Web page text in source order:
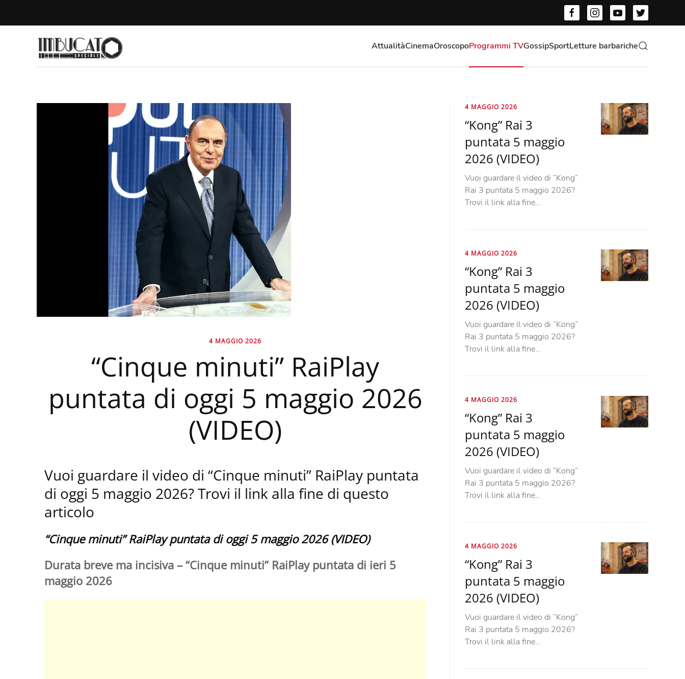
AttualitàCinemaOroscopoProgrammi TVGossipSportLetture barbariche
4 MAGGIO 2026
“Cinque minuti” RaiPlay
puntata di oggi 5 maggio 2026
(VIDEO)
Vuoi guardare il video di “Cinque minuti” RaiPlay puntata
di oggi 5 maggio 2026? Trovi il link alla fine di questo
articolo
“Cinque minuti” RaiPlay puntata di oggi 5 maggio 2026 (VIDEO)
Durata breve ma incisiva – “Cinque minuti” RaiPlay puntata di ieri 5
maggio 2026
4 MAGGIO 2026
“Kong” Rai 3
puntata 5 maggio
2026 (VIDEO)
Vuoi guardare il video di “Kong”
Rai 3 puntata 5 maggio 2026?
Trovi il link alla fine…
4 MAGGIO 2026
“Kong” Rai 3
puntata 5 maggio
2026 (VIDEO)
Vuoi guardare il video di “Kong”
Rai 3 puntata 5 maggio 2026?
Trovi il link alla fine…
4 MAGGIO 2026
“Kong” Rai 3
puntata 5 maggio
2026 (VIDEO)
Vuoi guardare il video di “Kong”
Rai 3 puntata 5 maggio 2026?
Trovi il link alla fine…
4 MAGGIO 2026
“Kong” Rai 3
puntata 5 maggio
2026 (VIDEO)
Vuoi guardare il video di “Kong”
Rai 3 puntata 5 maggio 2026?
Trovi il link alla fine…